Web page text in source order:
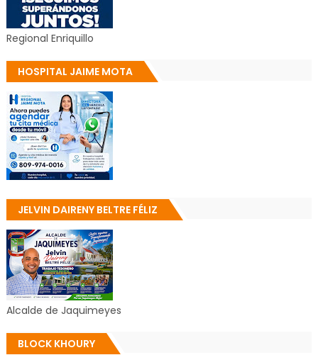
Regional Enriquillo
HOSPITAL JAIME MOTA
JELVIN DAIRENY BELTRE FÉLIZ
Alcalde de Jaquimeyes
BLOCK KHOURY